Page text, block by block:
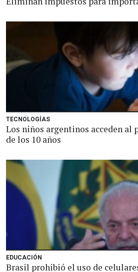
TECNOLOGÍAS
Los niños argentinos acceden al
de los 10 años
EDUCACIÓN
Brasil prohibió el uso de